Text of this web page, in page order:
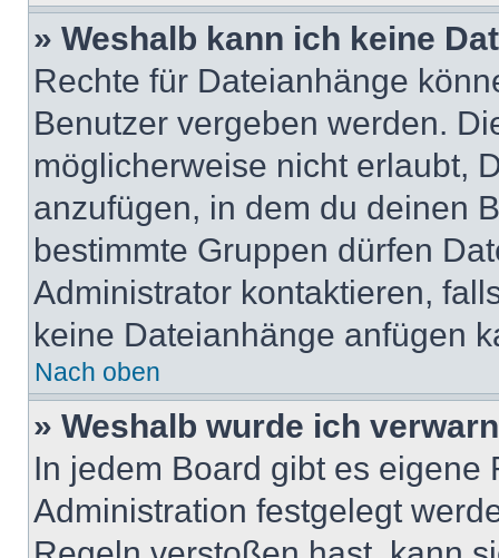
» Weshalb kann ich keine
Rechte für Dateianhänge
Benutzer vergeben werden.
möglicherweise nicht erlaubt,
anzufügen, in dem du deinen
bestimmte Gruppen dürfen
Administrator kontaktieren,
keine Dateianhänge anfügen
Nach oben
» Weshalb wurde ich
In jedem Board gibt es
Administration festgelegt